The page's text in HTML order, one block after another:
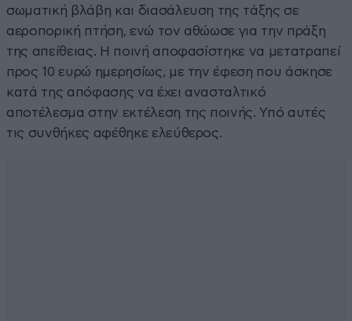
σωματική βλάβη και διασάλευση της τάξης σε
αεροπορική πτήση, ενώ τον αθώωσε για την πράξη
της απείθειας. Η ποινή αποφασίστηκε να μετατραπεί
προς 10 ευρώ ημερησίως, με την έφεση που άσκησε
κατά της απόφασης να έχει ανασταλτικό
αποτέλεσμα στην εκτέλεση της ποινής. Υπό αυτές
τις συνθήκες αφέθηκε ελεύθερος.